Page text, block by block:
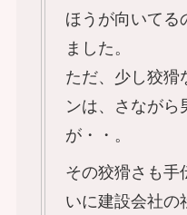
ほうが向いてる
ました。
ただ、少し狡猾
ンは、さながら
が・・。
その狡猾さも手
いに建設会社の